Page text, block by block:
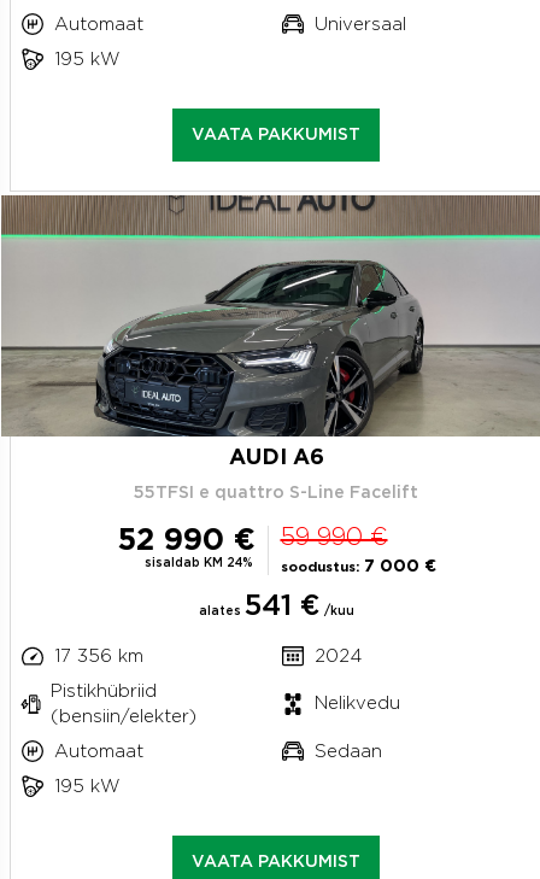
Automaat
Universaal
195 kW
VAATA PAKKUMIST
AUDI A6
55TFSI e quattro S-Line Facelift
52 990 €
sisaldab KM 24%
59 990 €
soodustus: 7 000 €
alates 541 € /kuu
17 356 km
2024
Pistikhübriid
(bensiin/elekter)
Nelikvedu
Automaat
Sedaan
195 kW
VAATA PAKKUMIST